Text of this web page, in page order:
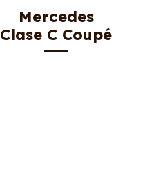
Mercedes
Clase C Coupé